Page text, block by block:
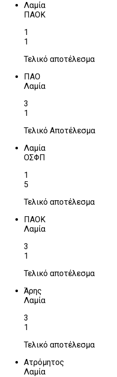
Λαμία
ΠΑΟΚ
1
1
Τελικό αποτέλεσμα
ΠΑΟ
Λαμία
3
1
Τελικό Αποτέλεσμα
Λαμία
ΟΣΦΠ
1
5
Τελικό αποτέλεσμα
ΠΑΟΚ
Λαμία
3
1
Τελικό αποτέλεσμα
Άρης
Λαμία
3
1
Τελικό αποτέλεσμα
Ατρόμητος
Λαμία